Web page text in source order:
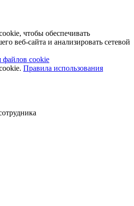
чтобы обеспечивать
веб-сайта и анализировать сетевой
файлов cookie
Правила использования